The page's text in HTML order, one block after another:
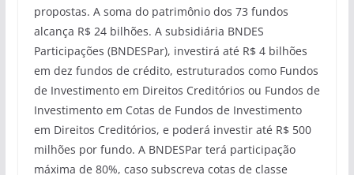
propostas. A soma do patrimônio dos 73 fundos
alcança R$ 24 bilhões. A subsidiária BNDES
Participações (BNDESPar), investirá até R$ 4 bilhões
em dez fundos de crédito, estruturados como Fundos
de Investimento em Direitos Creditórios ou Fundos de
Investimento em Cotas de Fundos de Investimento
em Direitos Creditórios, e poderá investir até R$ 500
milhões por fundo. A BNDESPar terá participação
máxima de 80%, caso subscreva cotas de classe